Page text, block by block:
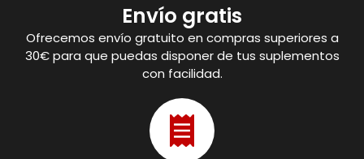
Envío gratis
Ofrecemos envío gratuito en compras superiores a
30€ para que puedas disponer de tus suplementos
con facilidad.